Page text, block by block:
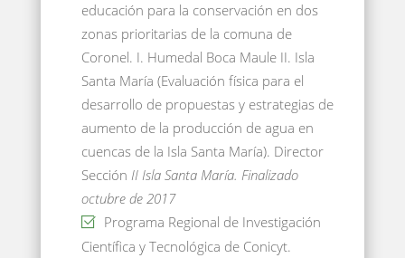
educación para la conservación en dos
zonas prioritarias de la comuna de
Coronel. I. Humedal Boca Maule II. Isla
Santa María (Evaluación física para el
desarrollo de propuestas y estrategias de
aumento de la producción de agua en
cuencas de la Isla Santa María). Director
Sección II Isla Santa María. Finalizado
octubre de 2017
Programa Regional de Investigación
Científica y Tecnológica de Conicyt.